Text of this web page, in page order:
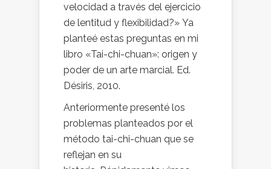
velocidad a través del ejercicio
de lentitud y flexibilidad?» Ya
planteé estas preguntas en mi
libro «Tai-chi-chuan»: origen y
poder de un arte marcial. Ed.
Désiris, 2010.
Anteriormente presenté los
problemas planteados por el
método tai-chi-chuan que se
reflejan en su